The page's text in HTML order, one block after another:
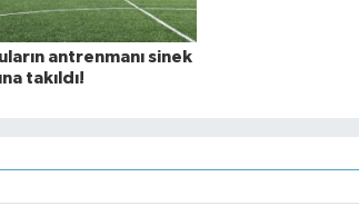
antrenmanı sinek
takıldı!